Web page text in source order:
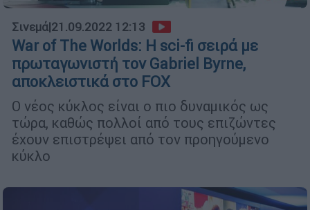
Σινεμά|21.09.2022 12:13
War of The Worlds: H sci-fi σειρά με
πρωταγωνιστή τον Gabriel Byrne,
αποκλειστικά στο FOX
Ο νέος κύκλος είναι ο πιο δυναμικός ως
τώρα, καθώς πολλοί από τους επιζώντες
έχουν επιστρέψει από τον προηγούμενο
κύκλο